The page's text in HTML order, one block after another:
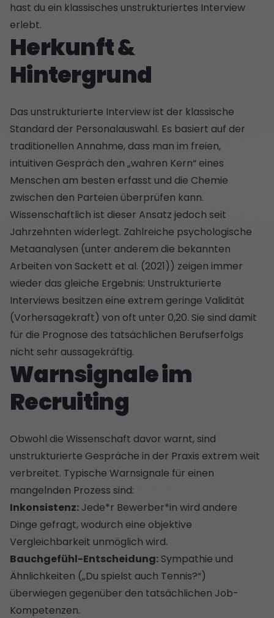
hast du ein klassisches unstrukturiertes Interview
erlebt.
Herkunft &
Hintergrund
Das unstrukturierte Interview ist der klassische
Standard der Personalauswahl. Es basiert auf der
traditionellen Annahme, dass man im freien,
intuitiven Gespräch den „wahren Kern“ eines
Menschen am besten erfasst und die Chemie
zwischen den Parteien überprüfen kann.
Wissenschaftlich ist dieser Ansatz jedoch seit
Jahrzehnten widerlegt. Zahlreiche psychologische
Metaanalysen (unter anderem die bekannten
Arbeiten von Sackett et al. (2021)) zeigen immer
wieder das gleiche Ergebnis: Unstrukturierte
Interviews besitzen eine extrem geringe Validität
(Vorhersagekraft) von oft unter 0,20. Sie sind damit
für die Prognose des tatsächlichen Berufserfolgs
nicht sehr aussagekräftig.
Warnsignale im
Recruiting
Obwohl die Wissenschaft davor warnt, sind
unstrukturierte Gespräche in der Praxis extrem weit
verbreitet. Typische Warnsignale für einen
mangelnden Prozess sind:
Inkonsistenz: Jede*r Bewerber*in wird andere
Dinge gefragt, wodurch eine objektive
Vergleichbarkeit unmöglich wird.
Bauchgefühl-Entscheidung: Sympathie und
Ähnlichkeiten („Du spielst auch Tennis?“)
überwiegen gegenüber den tatsächlichen Job-
Kompetenzen.